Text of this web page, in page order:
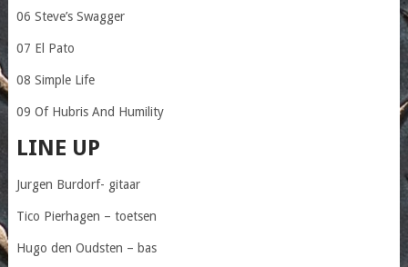
06 Steve’s Swagger
07 El Pato
08 Simple Life
09 Of Hubris And Humility
LINE UP
Jurgen Burdorf- gitaar
Tico Pierhagen – toetsen
Hugo den Oudsten – bas